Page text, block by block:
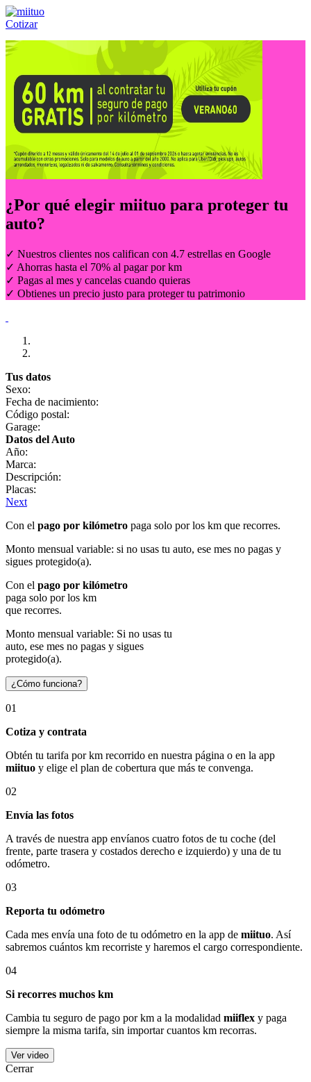
Cotizar
Llámanos al:(55) 84-21-05-00 ó
¿Por qué elegir miituo para proteger tu
auto?
✓ Nuestros clientes nos califican con 4.7 estrellas en Google
✓ Ahorras hasta el 70% al pagar por km
✓ Pagas al mes y cancelas cuando quieras
✓ Obtienes un precio justo para proteger tu patrimonio
Tus datos
Sexo:
Fecha de nacimiento:
Código postal:
Garage:
Datos del Auto
Año:
Marca:
Descripción:
Placas:
Next
Con el pago por kilómetro paga solo por los km que recorres.
Monto mensual variable: si no usas tu auto, ese mes no pagas y
sigues protegido(a).
Con el pago por kilómetro
paga solo por los km
que recorres.
Monto mensual variable: Si no usas tu
auto, ese mes no pagas y sigues
protegido(a).
¿Cómo funciona?
01
Cotiza y contrata
Obtén tu tarifa por km recorrido en nuestra página o en la app
miituo y elige el plan de cobertura que más te convenga.
02
Envía las fotos
A través de nuestra app envíanos cuatro fotos de tu coche (del
frente, parte trasera y costados derecho e izquierdo) y una de tu
odómetro.
03
Reporta tu odómetro
Cada mes envía una foto de tu odómetro en la app de miituo. Así
sabremos cuántos km recorriste y haremos el cargo correspondiente.
04
Si recorres muchos km
Cambia tu seguro de pago por km a la modalidad miiflex y paga
siempre la misma tarifa, sin importar cuantos km recorras.
Ver video
Cerrar